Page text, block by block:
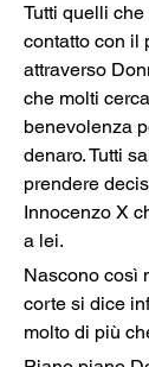
Tutti quelli
contatto con il
attraverso
che molti
benevolenza
denaro. Tutti
prendere
Innocenzo X
a lei.
Nascono così
corte si dice
molto di più